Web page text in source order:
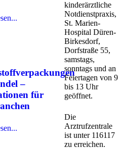
–
für
kinderärztliche
Notdienstpraxis,
St. Marien-
Hospital Düren-
Birkesdorf,
Dorfstraße 55,
samstags,
sonntags und an
Feiertagen von 9
bis 13 Uhr
geöffnet.
Die
Arztrufzentrale
ist unter 116117
zu erreichen.